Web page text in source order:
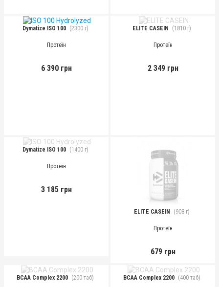
Dymatize ISO 100 (2300 г)
Протеїн
6 390 грн
ELITE CASEIN (1810 г)
Протеїн
2 349 грн
Dymatize ISO 100 (1400 г)
Протеїн
3 185 грн
ELITE CASEIN (908 г)
Протеїн
679 грн
BCAA Complex 2200 (200 таб) BCAA Complex 2200 (400 таб)